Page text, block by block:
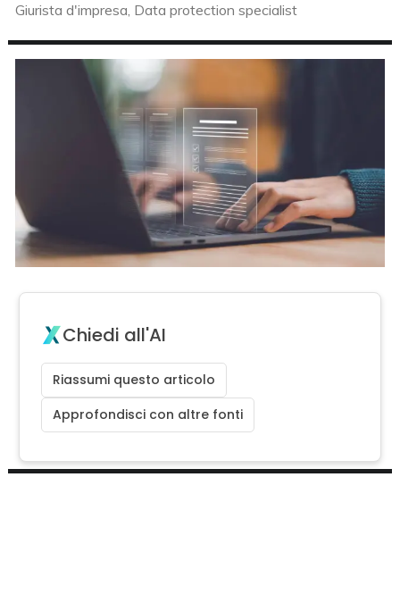
Giurista d'impresa, Data protection specialist
Chiedi all'AI
Riassumi questo articolo
Approfondisci con altre fonti